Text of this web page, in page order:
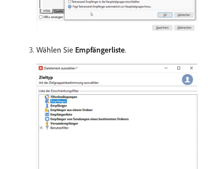
Wählen Sie Empfängerliste.